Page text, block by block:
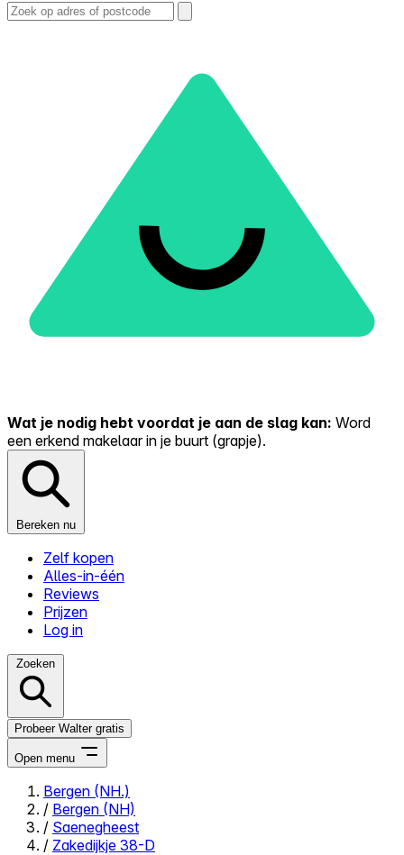
Wat je nodig hebt voordat je aan de slag kan: Word
een erkend makelaar in je buurt (grapje).
Bereken nu
Zelf kopen
Alles-in-één
Reviews
Prijzen
Log in
Zoeken
Probeer Walter gratis
Open menu
Close menu
Bergen (NH.)
/ Bergen (NH)
/ Saenegheest
/ Zakedijkje 38-D